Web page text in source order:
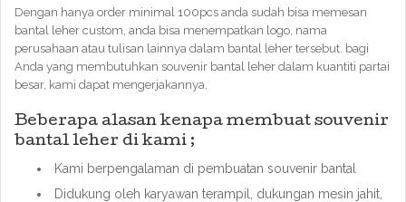
Dengan hanya order minimal 100pcs anda sudah bisa memesan
bantal leher custom, anda bisa menempatkan logo, nama
perusahaan atau tulisan lainnya dalam bantal leher tersebut. bagi
Anda yang membutuhkan souvenir bantal leher dalam kuantiti partai
besar, kami dapat mengerjakannya.
Beberapa alasan kenapa membuat souvenir
bantal leher di kami ;
Kami berpengalaman di pembuatan souvenir bantal
Didukung oleh karyawan terampil, dukungan mesin jahit,